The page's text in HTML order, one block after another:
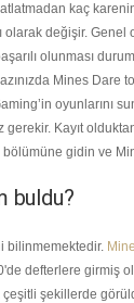
kaç
olarak değişir. Genel
olunması
Mines Dare
oyunlarını
Kayıt
bölümüne gidin ve
buldu?
bilinmemektedir.
defterlere girmiş
şekillerde